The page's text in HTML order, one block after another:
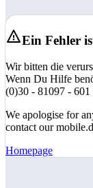
Ein Fehler
Wir bitten die
Wenn Du Hilfe
(0)30 - 81097 -
We apologise for
contact our
Homepage